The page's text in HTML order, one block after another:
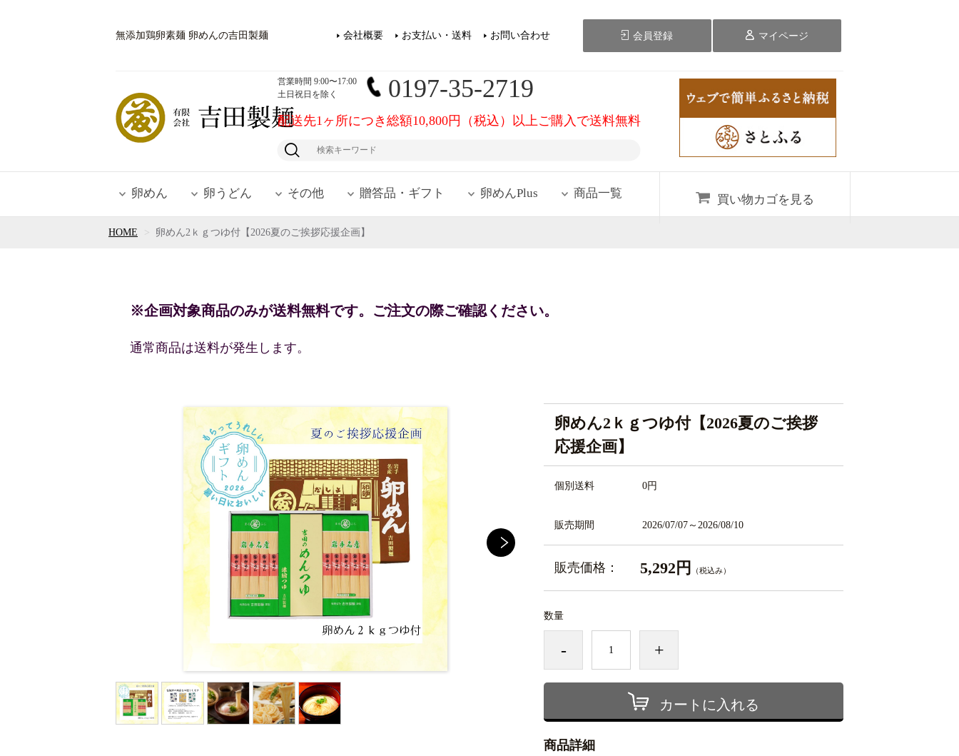
営業時間 9:00〜17:00
土日祝日を除く
0197-35-2719
配送先1ヶ所につき総額10,800円（税込）以上ご購入で送料無料
無添加鶏卵素麺 卵めんの吉田製麺 会社概要 お支払い・送料 お問い合わせ 会員登録 マイページ
卵めん 卵うどん その他 贈答品・ギフト 卵めんPlus 商品一覧 買い物カゴを見る
HOME 卵めん2ｋｇつゆ付【2026夏のご挨拶応援企画】
※企画対象商品のみが送料無料です。ご注文の際ご確認ください。
通常商品は送料が発生します。
卵めん2ｋｇつゆ付【2026夏のご挨拶
応援企画】
個別送料 0円
販売期間 2026/07/07～2026/08/10
販売価格： 5,292円 （税込み）
数量
- +
カートに入れる
商品詳細